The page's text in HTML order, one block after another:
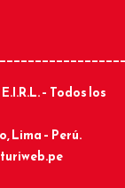
– Todos los
Lima – Perú.